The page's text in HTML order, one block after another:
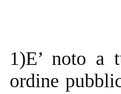
1)E’ noto a
ordine